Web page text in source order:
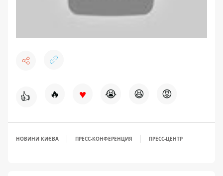
👍 🔥 ♥ 😭 😆 😡
НОВИНИ КИЄВА ПРЕСС-КОНФЕРЕНЦИЯ ПРЕСС-ЦЕНТР